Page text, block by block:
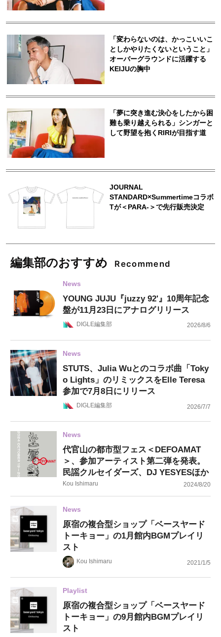
編集部のおすすめ Recommend
News
YOUNG JUJU『juzzy 92'』10周年記念
盤が11月23日にアナログリリース
DIGLE編集部 2026/8/6
News
STUTS、Julia Wuとのコラボ曲「Toky
o Lights」のリミックスをElle Teresa
参加で7月8日にリリース
DIGLE編集部 2026/7/7
News
代官山の都市型フェス＜DEFOAMAT
＞、参加アーティスト第二弾を発表。
民謡クルセイダーズ、DJ YESYESほか
Kou Ishimaru 2024/8/20
News
原宿の複合型ショップ「ベースヤード
トーキョー」の1月館内BGMプレイリ
スト
Kou Ishimaru 2021/1/5
Playlist
原宿の複合型ショップ「ベースヤード
トーキョー」の9月館内BGMプレイリ
スト